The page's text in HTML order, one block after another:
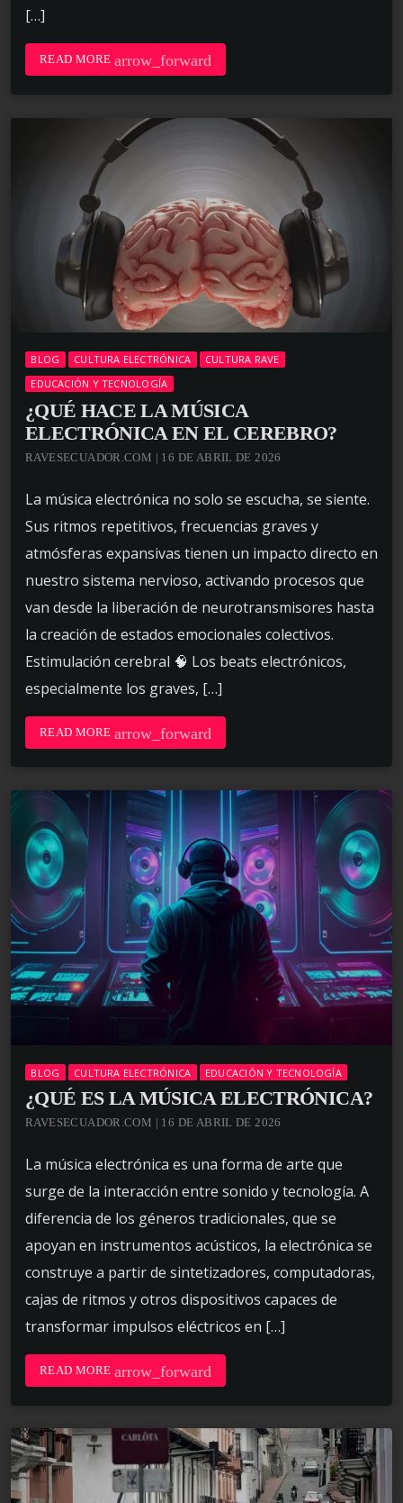
[…]
READ MORE arrow_forward
BLOG CULTURA ELECTRÓNICA
CULTURA RAVE
EDUCACIÓN Y TECNOLOGÍA
¿QUÉ HACE LA MÚSICA
ELECTRÓNICA EN EL CEREBRO?
RAVESECUADOR.COM | 16 DE ABRIL DE 2026
La música electrónica no solo se escucha, se siente.
Sus ritmos repetitivos, frecuencias graves y
atmósferas expansivas tienen un impacto directo en
nuestro sistema nervioso, activando procesos que
van desde la liberación de neurotransmisores hasta
la creación de estados emocionales colectivos.
Estimulación cerebral 🧠 Los beats electrónicos,
especialmente los graves, […]
READ MORE arrow_forward
BLOG CULTURA ELECTRÓNICA EDUCACIÓN Y TECNOLOGÍA
¿QUÉ ES LA MÚSICA ELECTRÓNICA?
RAVESECUADOR.COM | 16 DE ABRIL DE 2026
La música electrónica es una forma de arte que
surge de la interacción entre sonido y tecnología. A
diferencia de los géneros tradicionales, que se
apoyan en instrumentos acústicos, la electrónica se
construye a partir de sintetizadores, computadoras,
cajas de ritmos y otros dispositivos capaces de
transformar impulsos eléctricos en […]
READ MORE arrow_forward